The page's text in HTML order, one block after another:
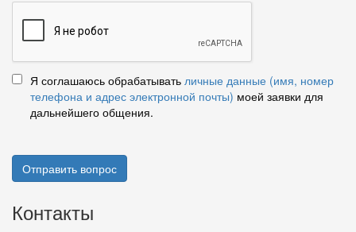
Я соглашаюсь обрабатывать личные данные (имя, номер
телефона и адрес электронной почты) моей заявки для
дальнейшего общения.
Отправить вопрос
Контакты